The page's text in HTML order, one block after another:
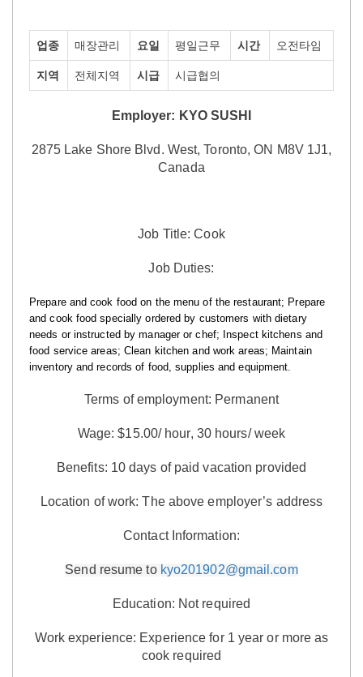
업종 매장관리 요일 평일근무 시간 오전타임
지역 전체지역 시급 시급협의
Employer: KYO SUSHI
2875 Lake Shore Blvd. West, Toronto, ON M8V 1J1,
Canada
Job Title: Cook
Job Duties:
Prepare and cook food on the menu of the restaurant; Prepare
and cook food specially ordered by customers with dietary
needs or instructed by manager or chef; Inspect kitchens and
food service areas; Clean kitchen and work areas; Maintain
inventory and records of food, supplies and equipment.
Terms of employment: Permanent
Wage: $15.00/ hour, 30 hours/ week
Benefits: 10 days of paid vacation provided
Location of work: The above employer’s address
Contact Information:
Send resume to kyo201902@gmail.com
Education: Not required
Work experience: Experience for 1 year or more as
cook required